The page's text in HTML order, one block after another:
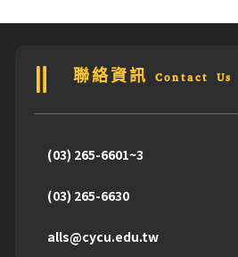
聯絡資訊 Contact Us
(03) 265-6601~3
(03) 265-6630
alls@cycu.edu.tw